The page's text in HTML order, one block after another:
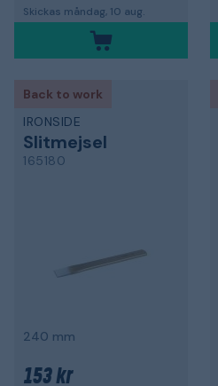
Skickas måndag, 10 aug.
Back to work
IRONSIDE
Slitmejsel
165180
240 mm
153 kr